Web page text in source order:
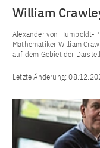
William
Alexander von Humboldt-
Mathematiker William
auf dem Gebiet der
Letzte Änderung: